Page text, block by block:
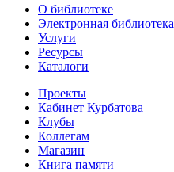
О библиотеке
Электронная библиотека
Услуги
Ресурсы
Каталоги
Проекты
Кабинет Курбатова
Клубы
Коллегам
Магазин
Книга памяти